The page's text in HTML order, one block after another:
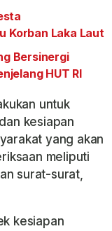
Korban Laka Laut
Bersinergi
HUT RI
untuk
kesiapan
yang akan
meliputi
surat-surat,
kesiapan